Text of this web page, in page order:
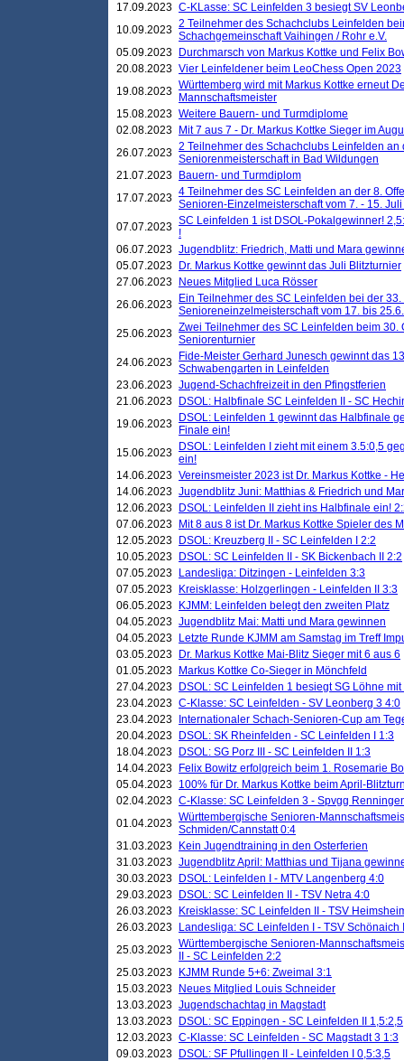
17.09.2023 C-KLasse: SC Leinfelden 3 besiegt SV
10.09.2023 2 Teilnehmer des Schachclubs Leinfelden
Schachgemeinschaft Vaihingen / Rohr e.V.
05.09.2023
Durchmarsch von Markus Kottke und Felix
20.08.2023 Vier Leinfeldener beim LeoChess Open 2023
19.08.2023 Württemberg wird mit Markus Kottke erneut
Mannschaftsmeister
15.08.2023 Weitere Bauern- und Turmdiplome
02.08.2023
Mit 7 aus 7 - Dr. Markus Kottke Sieger im
26.07.2023 2 Teilnehmer des Schachclubs Leinfelden an
Seniorenmeisterschaft in Bad Wildungen
21.07.2023
Bauern- und Turmdiplom
17.07.2023 4 Teilnehmer des SC Leinfelden an der 8.
Senioren-Einzelmeisterschaft vom 7. - 15.
07.07.2023 SC Leinfelden 1 ist DSOL-Pokalgewinner!
!
06.07.2023 Jugendblitz: Friedrich, Matti und Mara
05.07.2023
Dr. Markus Kottke gewinnt das Juli Blitzturnier
27.06.2023
Neues Mitglied Luca Rösser
26.06.2023
Ein Teilnehmer des SC Leinfelden bei der
Senioreneinzelmeisterschaft vom 17. bis
25.06.2023 Zwei Teilnehmer des SC Leinfelden beim
Seniorenturnier
24.06.2023
Fide-Meister Gerhard Junesch gewinnt das
Schwabengarten in Leinfelden
23.06.2023 Jugend-Schachfreizeit in den Pfingstferien
21.06.2023
DSOL: Halbfinale SC Leinfelden II - SC
19.06.2023
DSOL: Leinfelden 1 gewinnt das Halbfinale
Finale ein!
15.06.2023
DSOL: Leinfelden I zieht mit einem 3.5:0,5
ein!
14.06.2023 Vereinsmeister 2023 ist Dr. Markus Kottke -
14.06.2023 Jugendblitz Juni: Matthias & Friedrich und
12.06.2023
DSOL: Leinfelden II zieht ins Halbfinale ein!
07.06.2023
Mit 8 aus 8 ist Dr. Markus Kottke Spieler des
12.05.2023
DSOL: Kreuzberg II - SC Leinfelden I 2:2
10.05.2023
DSOL: SC Leinfelden II - SK Bickenbach II 2:2
07.05.2023
Landesliga: Ditzingen - Leinfelden 3:3
07.05.2023
Kreisklasse: Holzgerlingen - Leinfelden II 3:3
06.05.2023
KJMM: Leinfelden belegt den zweiten Platz
04.05.2023 Jugendblitz Mai: Matti und Mara gewinnen
04.05.2023
Letzte Runde KJMM am Samstag im Treff
03.05.2023
Dr. Markus Kottke Mai-Blitz Sieger mit 6 aus 6
01.05.2023
Markus Kottke Co-Sieger in Mönchfeld
27.04.2023
DSOL: SC Leinfelden 1 besiegt SG Löhne mit
23.04.2023 C-Klasse: SC Leinfelden - SV Leonberg 3 4:0
23.04.2023
Internationaler Schach-Senioren-Cup am
20.04.2023
DSOL: SK Rheinfelden - SC Leinfelden I 1:3
18.04.2023
DSOL: SG Porz III - SC Leinfelden II 1:3
14.04.2023
Felix Bowitz erfolgreich beim 1. Rosemarie
05.04.2023 100% für Dr. Markus Kottke beim April-
02.04.2023 C-Klasse: SC Leinfelden 3 - Spvgg
01.04.2023 Württembergische Senioren-
Schmiden/Cannstatt 0:4
31.03.2023
Kein Jugendtraining in den Osterferien
31.03.2023 Jugendblitz April: Matthias und Tijana
30.03.2023
DSOL: Leinfelden I - MTV Langenberg 4:0
29.03.2023
DSOL: SC Leinfelden II - TSV Netra 4:0
26.03.2023
Kreisklasse: SC Leinfelden II - TSV
26.03.2023
Landesliga: SC Leinfelden I - TSV Schönaich
25.03.2023 Württembergische Senioren-
II - SC Leinfelden 2:2
25.03.2023
KJMM Runde 5+6: Zweimal 3:1
15.03.2023
Neues Mitglied Louis Schneider
13.03.2023 Jugendschachtag in Magstadt
13.03.2023
DSOL: SC Eppingen - SC Leinfelden II 1,5:2,5
12.03.2023 C-Klasse: SC Leinfelden - SC Magstadt 3 1:3
09.03.2023
DSOL: SF Pfullingen II - Leinfelden I 0,5:3,5